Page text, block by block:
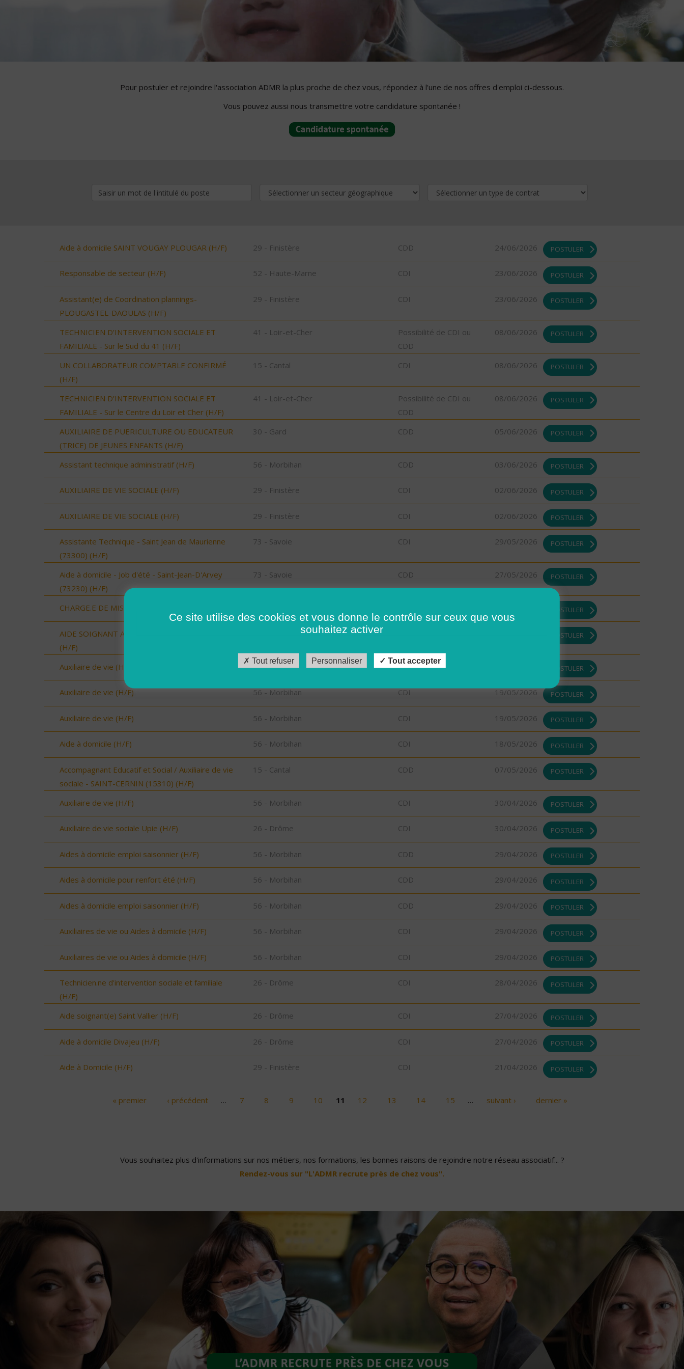
Pour postuler et rejoindre l'association ADMR la plus proche de chez vous, répondez à l'une de nos offres d'emploi ci-dessous.
Vous pouvez aussi nous transmettre votre candidature spontanée !
Aide à domicile SAINT VOUGAY PLOUGAR (H/F) 29 - Finistère CDD 24/06/2026 POSTULER
Responsable de secteur (H/F) 52 - Haute-Marne CDI 23/06/2026 POSTULER
Assistant(e) de Coordination plannings-
PLOUGASTEL-DAOULAS (H/F)
29 - Finistère CDI 23/06/2026 POSTULER
TECHNICIEN D’INTERVENTION SOCIALE ET
FAMILIALE - Sur le Sud du 41 (H/F)
41 - Loir-et-Cher
Possibilité de CDI ou
CDD
08/06/2026 POSTULER
UN COLLABORATEUR COMPTABLE CONFIRMÉ
(H/F)
15 - Cantal CDI 08/06/2026 POSTULER
TECHNICIEN D’INTERVENTION SOCIALE ET
FAMILIALE - Sur le Centre du Loir et Cher (H/F)
41 - Loir-et-Cher
Possibilité de CDI ou
CDD
08/06/2026 POSTULER
AUXILIAIRE DE PUERICULTURE OU EDUCATEUR
(TRICE) DE JEUNES ENFANTS (H/F)
30 - Gard CDD 05/06/2026 POSTULER
Assistant technique administratif (H/F) 56 - Morbihan CDD 03/06/2026 POSTULER
AUXILIAIRE DE VIE SOCIALE (H/F) 29 - Finistère CDI 02/06/2026 POSTULER
AUXILIAIRE DE VIE SOCIALE (H/F) 29 - Finistère CDI 02/06/2026 POSTULER
Assistante Technique - Saint Jean de Maurienne
(73300) (H/F)
73 - Savoie CDI 29/05/2026 POSTULER
Aide à domicile - Job d'été - Saint-Jean-D'Arvey
(73230) (H/F)
73 - Savoie CDD 27/05/2026 POSTULER
CHARGE.E DE MISSION (H/F) POSTULER
AIDE SOIGNANT A DOMICILE SECTEUR VAUVERT
(H/F)
POSTULER
Auxiliaire de vie (H/F) 56 - Morbihan CDI POSTULER
Auxiliaire de vie (H/F) 56 - Morbihan CDI 19/05/2026 POSTULER
Auxiliaire de vie (H/F) 56 - Morbihan CDI 19/05/2026 POSTULER
Aide à domicile (H/F) 56 - Morbihan CDI 18/05/2026 POSTULER
Accompagnant Educatif et Social / Auxiliaire de vie
sociale - SAINT-CERNIN (15310) (H/F)
15 - Cantal CDD 07/05/2026 POSTULER
Auxiliaire de vie (H/F) 56 - Morbihan CDI 30/04/2026 POSTULER
Auxiliaire de vie sociale Upie (H/F) 26 - Drôme CDI 30/04/2026 POSTULER
Aides à domicile emploi saisonnier (H/F) 56 - Morbihan CDD 29/04/2026 POSTULER
Aides à domicile pour renfort été (H/F) 56 - Morbihan CDD 29/04/2026 POSTULER
Aides à domicile emploi saisonnier (H/F) 56 - Morbihan CDD 29/04/2026 POSTULER
Auxiliaires de vie ou Aides à domicile (H/F) 56 - Morbihan CDI 29/04/2026 POSTULER
Auxiliaires de vie ou Aides à domicile (H/F) 56 - Morbihan CDI 29/04/2026 POSTULER
Technicien.ne d'intervention sociale et familiale
(H/F)
26 - Drôme CDI 28/04/2026 POSTULER
Aide soignant(e) Saint Vallier (H/F) 26 - Drôme CDI 27/04/2026 POSTULER
Aide à domicile Divajeu (H/F) 26 - Drôme CDI 27/04/2026 POSTULER
Aide à Domicile (H/F) 29 - Finistère CDI 21/04/2026 POSTULER
« premier ‹ précédent … 7 8 9 10 11 12 13 14 15 … suivant › dernier »
Vous souhaitez plus d'informations sur nos métiers, nos formations, les bonnes raisons de rejoindre notre réseau associatif... ?
Rendez-vous sur "L'ADMR recrute près de chez vous".
Ce site utilise des cookies et vous donne le contrôle sur ceux que vous
souhaitez activer
Tout refuser Personnaliser Tout accepter